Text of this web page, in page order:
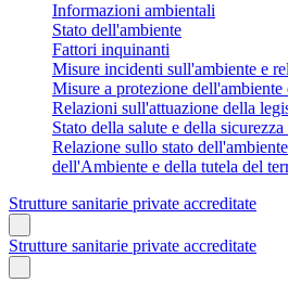
Informazioni ambientali
Stato dell'ambiente
Fattori inquinanti
Misure incidenti sull'ambiente e
Misure a protezione
Relazioni sull'attuazione della
Stato della salute e della sicurezza
Relazione sullo stato
dell'Ambiente e della tutela del
Strutture sanitarie private accreditate
Strutture sanitarie private accreditate